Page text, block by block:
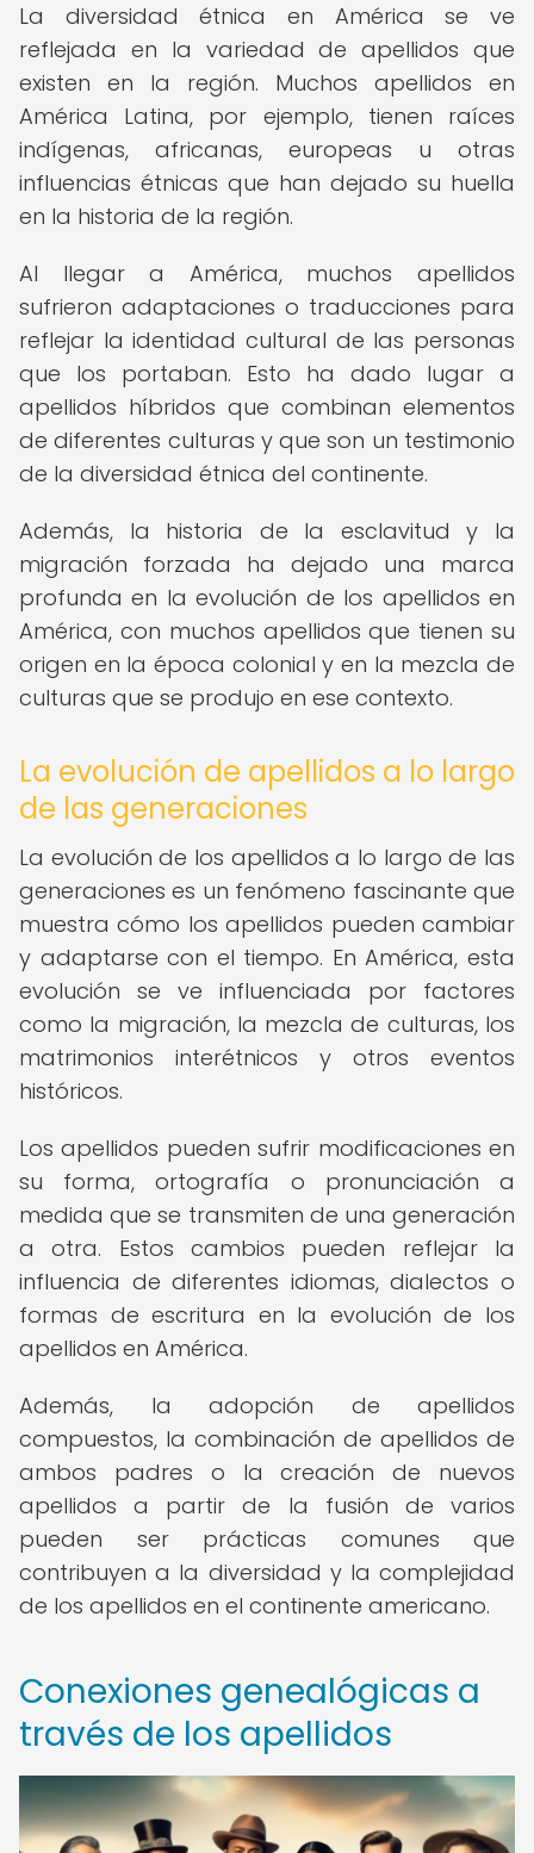
La diversidad étnica en América se ve
reflejada en la variedad de apellidos que
existen en la región. Muchos apellidos en
América Latina, por ejemplo, tienen raíces
indígenas, africanas, europeas u otras
influencias étnicas que han dejado su huella
en la historia de la región.
Al llegar a América, muchos apellidos
sufrieron adaptaciones o traducciones para
reflejar la identidad cultural de las personas
que los portaban. Esto ha dado lugar a
apellidos híbridos que combinan elementos
de diferentes culturas y que son un testimonio
de la diversidad étnica del continente.
Además, la historia de la esclavitud y la
migración forzada ha dejado una marca
profunda en la evolución de los apellidos en
América, con muchos apellidos que tienen su
origen en la época colonial y en la mezcla de
culturas que se produjo en ese contexto.
La evolución de apellidos a lo largo
de las generaciones
La evolución de los apellidos a lo largo de las
generaciones es un fenómeno fascinante que
muestra cómo los apellidos pueden cambiar
y adaptarse con el tiempo. En América, esta
evolución se ve influenciada por factores
como la migración, la mezcla de culturas, los
matrimonios interétnicos y otros eventos
históricos.
Los apellidos pueden sufrir modificaciones en
su forma, ortografía o pronunciación a
medida que se transmiten de una generación
a otra. Estos cambios pueden reflejar la
influencia de diferentes idiomas, dialectos o
formas de escritura en la evolución de los
apellidos en América.
Además, la adopción de apellidos
compuestos, la combinación de apellidos de
ambos padres o la creación de nuevos
apellidos a partir de la fusión de varios
pueden ser prácticas comunes que
contribuyen a la diversidad y la complejidad
de los apellidos en el continente americano.
Conexiones genealógicas a
través de los apellidos